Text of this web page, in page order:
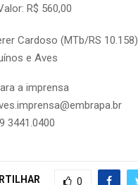
R$ 560,00
Cardoso (MTb/RS 10.158)
e Aves
a imprensa
3441.0400
0